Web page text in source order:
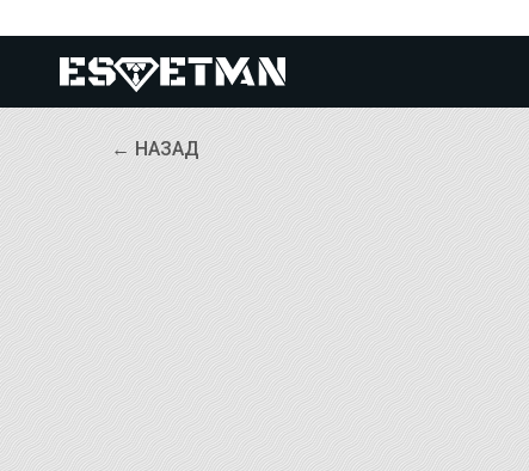
← НАЗАД